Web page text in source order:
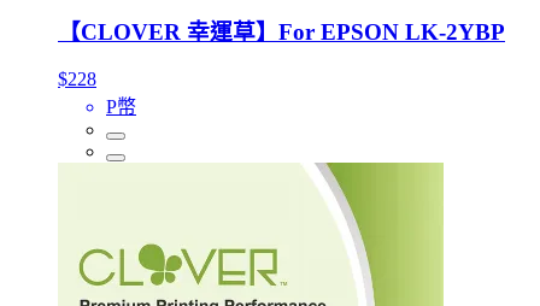
【CLOVER 幸運草】For EPSON LK-2YBP
$228
P幣